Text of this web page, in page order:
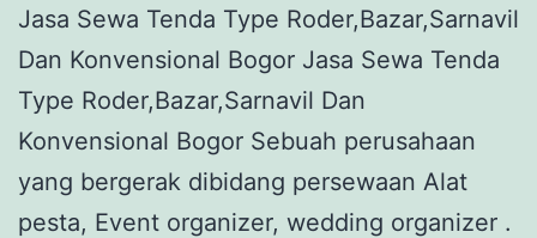
Jasa Sewa Tenda Type Roder,Bazar,Sarnavil
Dan Konvensional Bogor Jasa Sewa Tenda
Type Roder,Bazar,Sarnavil Dan
Konvensional Bogor Sebuah perusahaan
yang bergerak dibidang persewaan Alat
pesta, Event organizer, wedding organizer .